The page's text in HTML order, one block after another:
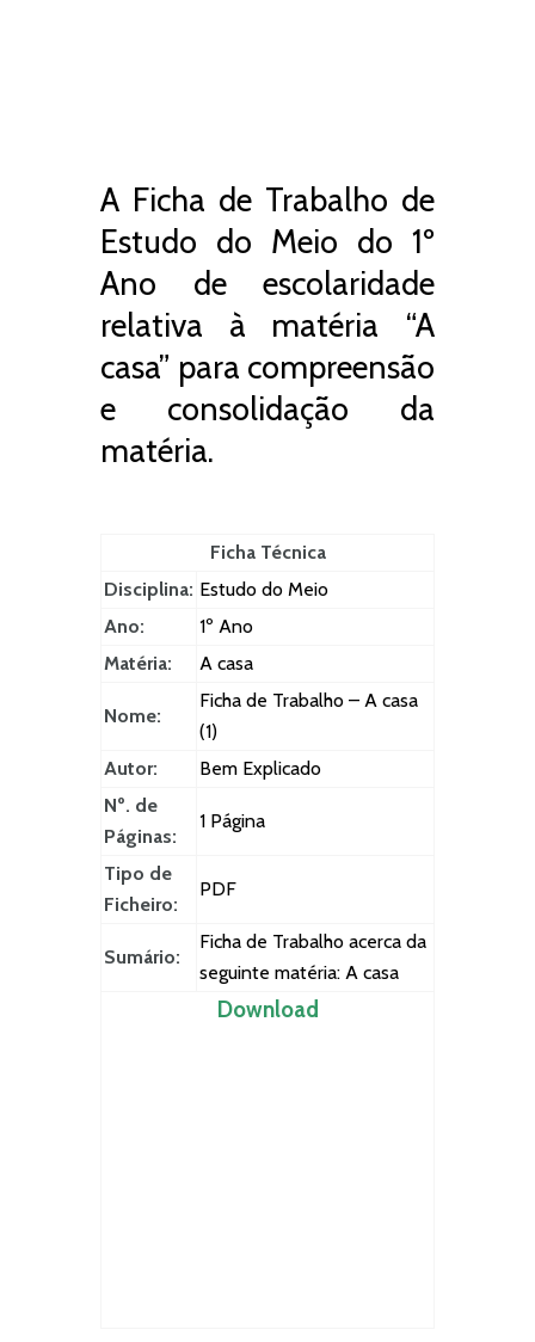
A Ficha de Trabalho de
Estudo do Meio do 1º
Ano de escolaridade
relativa à matéria “A
casa” para compreensão
e consolidação da
matéria.
Ficha Técnica
Disciplina: Estudo do Meio
Ano:
1º Ano
Matéria:
A casa
Nome:
Ficha de Trabalho – A casa
(1)
Autor:
Bem Explicado
Nº. de
Páginas:
1 Página
Tipo de
Ficheiro:
PDF
Sumário:
Ficha de Trabalho acerca da
seguinte matéria: A casa
Download